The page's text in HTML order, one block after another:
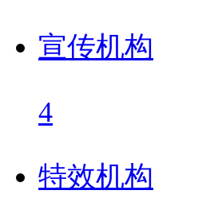
宣传机构
4
特效机构